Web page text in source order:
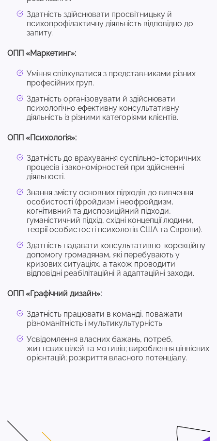
Здатність здійснювати просвітницьку й
психопрофілактичну діяльність відповідно до
запиту.
ОПП «Маркетинг»:
Уміння спілкуватися з представниками різних
професійних груп.
Здатність організовувати й здійснювати
психологічно ефективну консультативну
діяльність із різними категоріями клієнтів.
ОПП «Психологія»:
Здатність до врахування суспільно-історичних
процесів і закономірностей при здійсненні
діяльності.
Знання змісту основних підходів до вивчення
особистості (фройдизм і неофройдизм,
когнітивний та диспозиційний підходи,
гуманістичний підхід, східні концепції людини,
теорії особистості психологів США та Європи).
Здатність надавати консультативно-корекційну
допомогу громадянам, які перебувають у
кризових ситуаціях, а також проводити
відповідні реабілітаційні й адаптаційні заходи.
ОПП «Графічний дизайн»:
Здатність працювати в команді, поважати
різноманітність і мультикультурність.
Усвідомлення власних бажань, потреб,
життєвих цілей та мотивів; вироблення ціннісних
орієнтацій; розкриття власного потенціалу.